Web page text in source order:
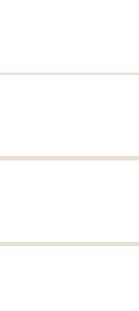
middag är
för en